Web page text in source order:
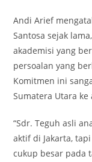
Andi Arief
Santosa sejak
akademisi yang
persoalan yang
Komitmen ini
Sumatera Utara
“Sdr. Teguh asli
aktif di Jakarta,
cukup besar pada